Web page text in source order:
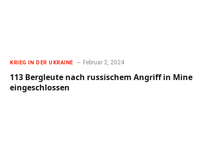
KRIEG IN DER UKRAINE Februar 2, 2024
113 Bergleute nach russischem Angriff in Mine
eingeschlossen